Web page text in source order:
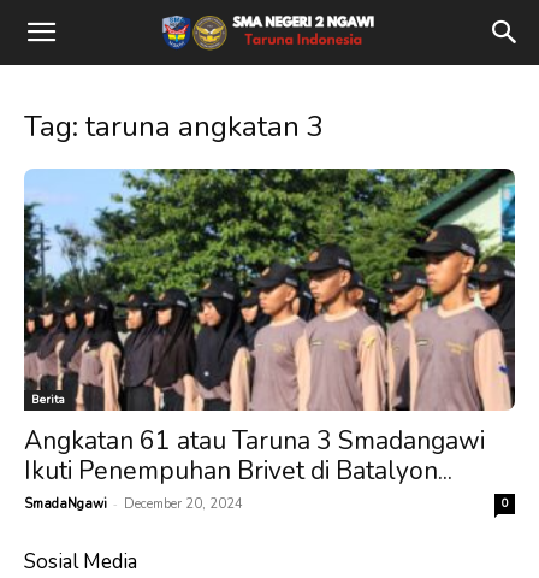
Tag: taruna angkatan 3
Berita
Angkatan 61 atau Taruna 3 Smadangawi
Ikuti Penempuhan Brivet di Batalyon...
SmadaNgawi - December 20, 2024 0
Sosial Media